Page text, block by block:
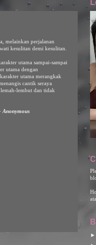
melainkan perjalanan
kesulitan demi kesulitan.
utama sampai-sampai
utama dengan
utama merangkak
cantik seraya
lembut dan tidak
Anonymous
►